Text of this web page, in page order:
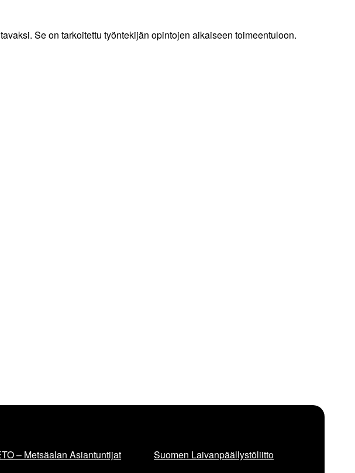
Se on tarkoitettu työntekijän opintojen aikaiseen toimeentuloon.
– Metsäalan Asiantuntijat Suomen Laivanpäällystöliitto